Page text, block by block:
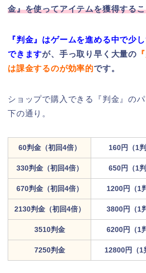
金』を使ってアイテムを獲得する
『判金』はゲームを進める中で少
できますが、手っ取り早く大量の
は課金するのが効率的です。
ショップで購入できる『判金』の
下の通り。
60判金（初回4倍） 160円（1
330判金（初回4倍） 650円（1
670判金（初回4倍） 1200円（1
2130判金（初回4倍） 3800円（1
3510判金 6200円（1
7250判金 12800円（1